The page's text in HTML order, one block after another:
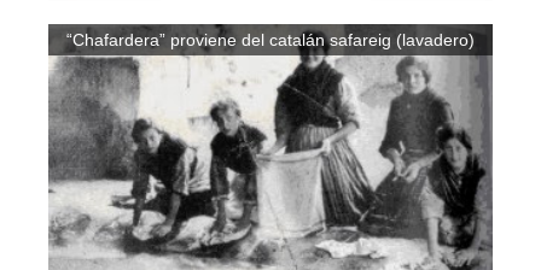
“Chafardera” proviene del catalán safareig (lavadero)